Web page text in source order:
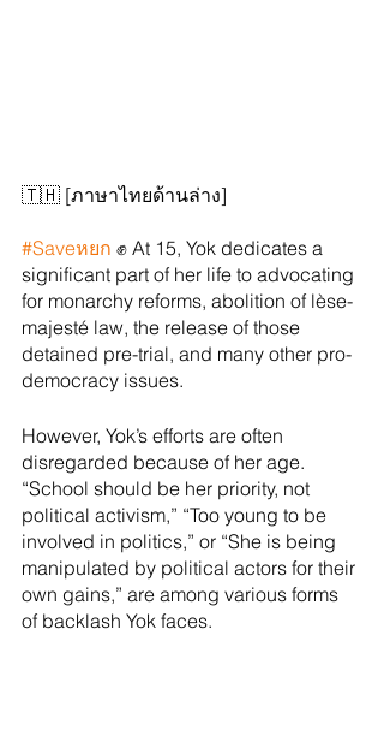
🇹🇭 [ภาษาไทยด้านล่าง]
#Saveหยก ✊ At 15, Yok dedicates a
significant part of her life to advocating
for monarchy reforms, abolition of lèse-
majesté law, the release of those
detained pre-trial, and many other pro-
democracy issues.
However, Yok’s efforts are often
disregarded because of her age.
“School should be her priority, not
political activism,” “Too young to be
involved in politics,” or “She is being
manipulated by political actors for their
own gains,” are among various forms
of backlash Yok faces.